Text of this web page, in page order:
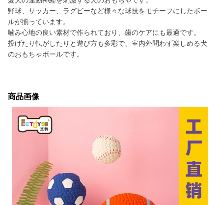
野球、サッカー、ラグビーなど様々な球技をモチーフにしたボー
ルが揃っています。
噛み心地の良い素材で作られており、歯のケアにも最適です。
投げたり転がしたりと遊び方も多彩で、室内外問わず楽しめる犬
のおもちゃボールです。
商品画像